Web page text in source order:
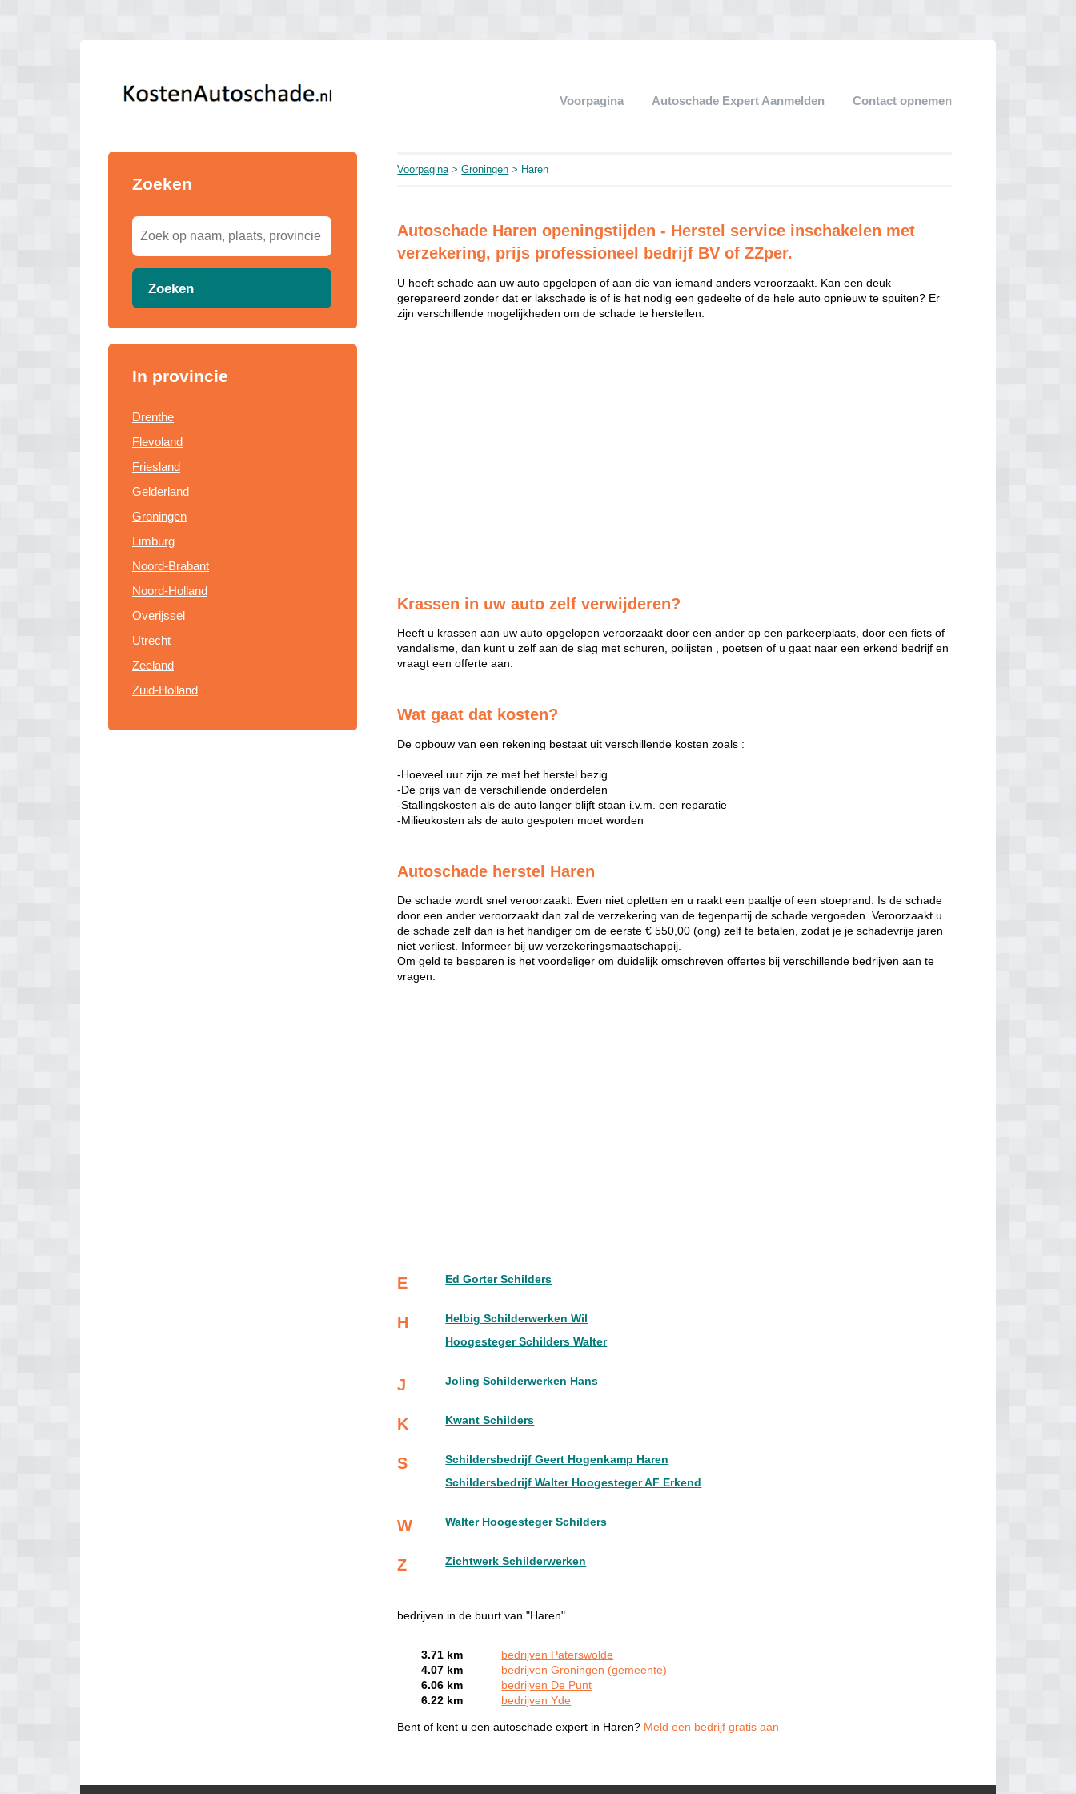
Voorpagina Autoschade Expert Aanmelden Contact opnemen
Zoeken
Zoeken
In provincie
Drenthe
Flevoland
Friesland
Gelderland
Groningen
Limburg
Noord-Brabant
Noord-Holland
Overijssel
Utrecht
Zeeland
Zuid-Holland
Voorpagina>Groningen > Haren
Autoschade Haren openingstijden - Herstel service inschakelen met
verzekering, prijs professioneel bedrijf BV of ZZper.
U heeft schade aan uw auto opgelopen of aan die van iemand anders veroorzaakt. Kan een deuk
gerepareerd zonder dat er lakschade is of is het nodig een gedeelte of de hele auto opnieuw te spuiten? Er
zijn verschillende mogelijkheden om de schade te herstellen.
Krassen in uw auto zelf verwijderen?
Heeft u krassen aan uw auto opgelopen veroorzaakt door een ander op een parkeerplaats, door een fiets of
vandalisme, dan kunt u zelf aan de slag met schuren, polijsten , poetsen of u gaat naar een erkend bedrijf en
vraagt een offerte aan.
Wat gaat dat kosten?
De opbouw van een rekening bestaat uit verschillende kosten zoals :
-Hoeveel uur zijn ze met het herstel bezig.
-De prijs van de verschillende onderdelen
-Stallingskosten als de auto langer blijft staan i.v.m. een reparatie
-Milieukosten als de auto gespoten moet worden
Autoschade herstel Haren
De schade wordt snel veroorzaakt. Even niet opletten en u raakt een paaltje of een stoeprand. Is de schade
door een ander veroorzaakt dan zal de verzekering van de tegenpartij de schade vergoeden. Veroorzaakt u
de schade zelf dan is het handiger om de eerste € 550,00 (ong) zelf te betalen, zodat je je schadevrije jaren
niet verliest. Informeer bij uw verzekeringsmaatschappij.
Om geld te besparen is het voordeliger om duidelijk omschreven offertes bij verschillende bedrijven aan te
vragen.
E Ed Gorter Schilders
H
Helbig Schilderwerken Wil
Hoogesteger Schilders Walter
J Joling Schilderwerken Hans
K Kwant Schilders
S
Schildersbedrijf Geert Hogenkamp Haren
Schildersbedrijf Walter Hoogesteger AF Erkend
W Walter Hoogesteger Schilders
Z Zichtwerk Schilderwerken
bedrijven in de buurt van "Haren"
3.71 km
bedrijven Paterswolde
4.07 km
bedrijven Groningen (gemeente)
6.06 km
bedrijven De Punt
6.22 km
bedrijven Yde
Bent of kent u een autoschade expert in Haren? Meld een bedrijf gratis aan